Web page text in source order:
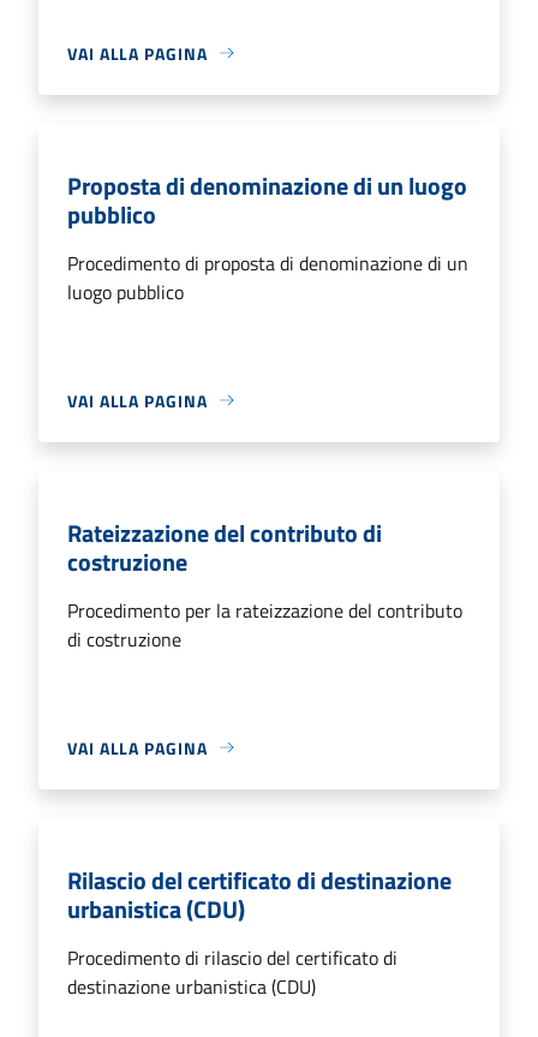
VAI ALLA PAGINA
Proposta di denominazione di un luogo
pubblico
Procedimento di proposta di denominazione di un
luogo pubblico
VAI ALLA PAGINA
Rateizzazione del contributo di
costruzione
Procedimento per la rateizzazione del contributo
di costruzione
VAI ALLA PAGINA
Rilascio del certificato di destinazione
urbanistica (CDU)
Procedimento di rilascio del certificato di
destinazione urbanistica (CDU)